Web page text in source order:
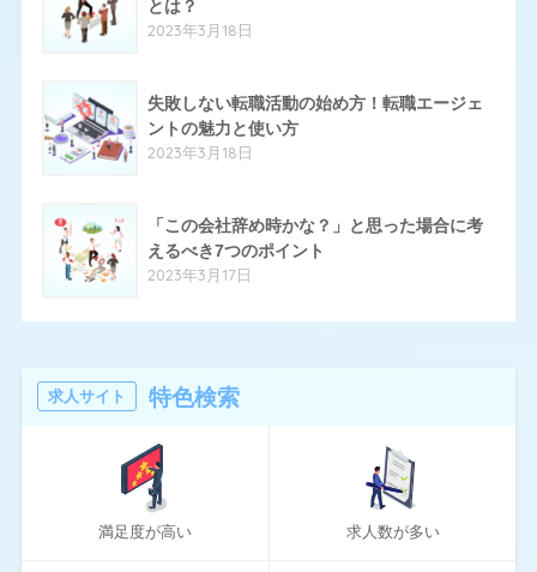
とらばーゆ
はたらいく 14
ハタラクティブ
ほいく畑
マスメディアン
リアルミーキャリア
リクナビNEXT
リクルートエージェント
とは？
2023年3月18日
失敗しない転職活動の始め方！転職エージェ
ントの魅力と使い方
2023年3月18日
「この会社辞め時かな？」と思った場合に考
えるべき7つのポイント
2023年3月17日
求人サイト 特色検索
満足度が高い 求人数が多い